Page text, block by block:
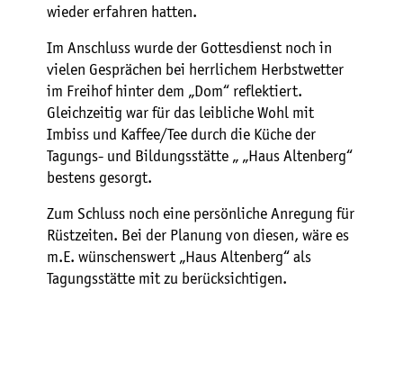
wieder erfahren hatten.
Im Anschluss wurde der Gottesdienst noch in
vielen Gesprächen bei herrlichem Herbstwetter
im Freihof hinter dem „Dom“ reflektiert.
Gleichzeitig war für das leibliche Wohl mit
Imbiss und Kaffee/Tee durch die Küche der
Tagungs- und Bildungsstätte „ „Haus Altenberg“
bestens gesorgt.
Zum Schluss noch eine persönliche Anregung für
Rüstzeiten. Bei der Planung von diesen, wäre es
m.E. wünschenswert „Haus Altenberg“ als
Tagungsstätte mit zu berücksichtigen.